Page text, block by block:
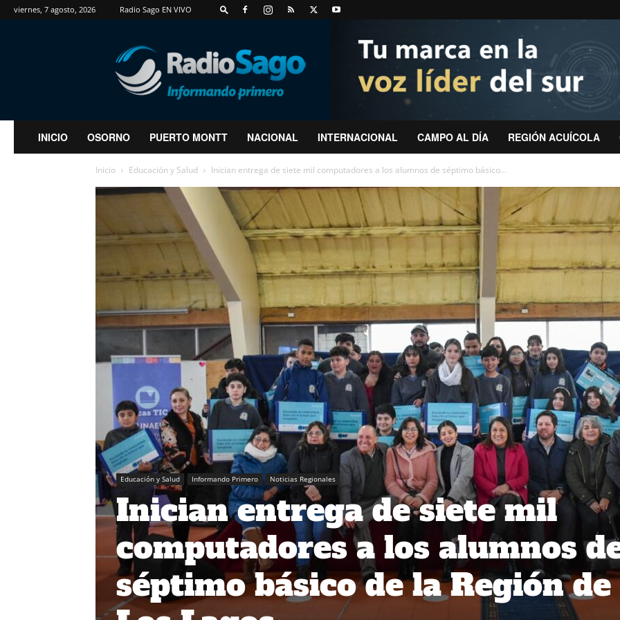
viernes, 7 agosto, 2026 Radio Sago EN VIVO
RadioSago
INICIO OSORNO PUERTO MONTT NACIONAL INTERNACIONAL CAMPO AL DÍA REGIÓN ACUÍCOLA
Inicio Educación y Salud Inician entrega de siete mil computadores a los alumnos de séptimo básico...
Educación y Salud Informando Primero Noticias Regionales
Inician entrega de siete mil
computadores a los alumnos
séptimo básico de la Región de